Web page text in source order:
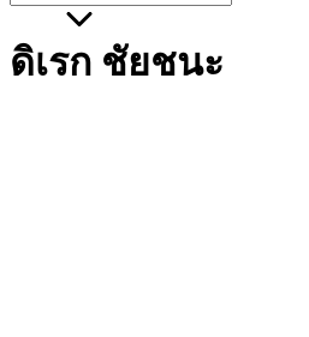
for:
ดิเรก ชัยชนะ